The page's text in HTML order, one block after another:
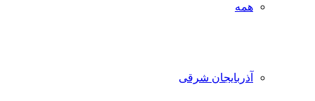
همه
آذربایجان شرقی